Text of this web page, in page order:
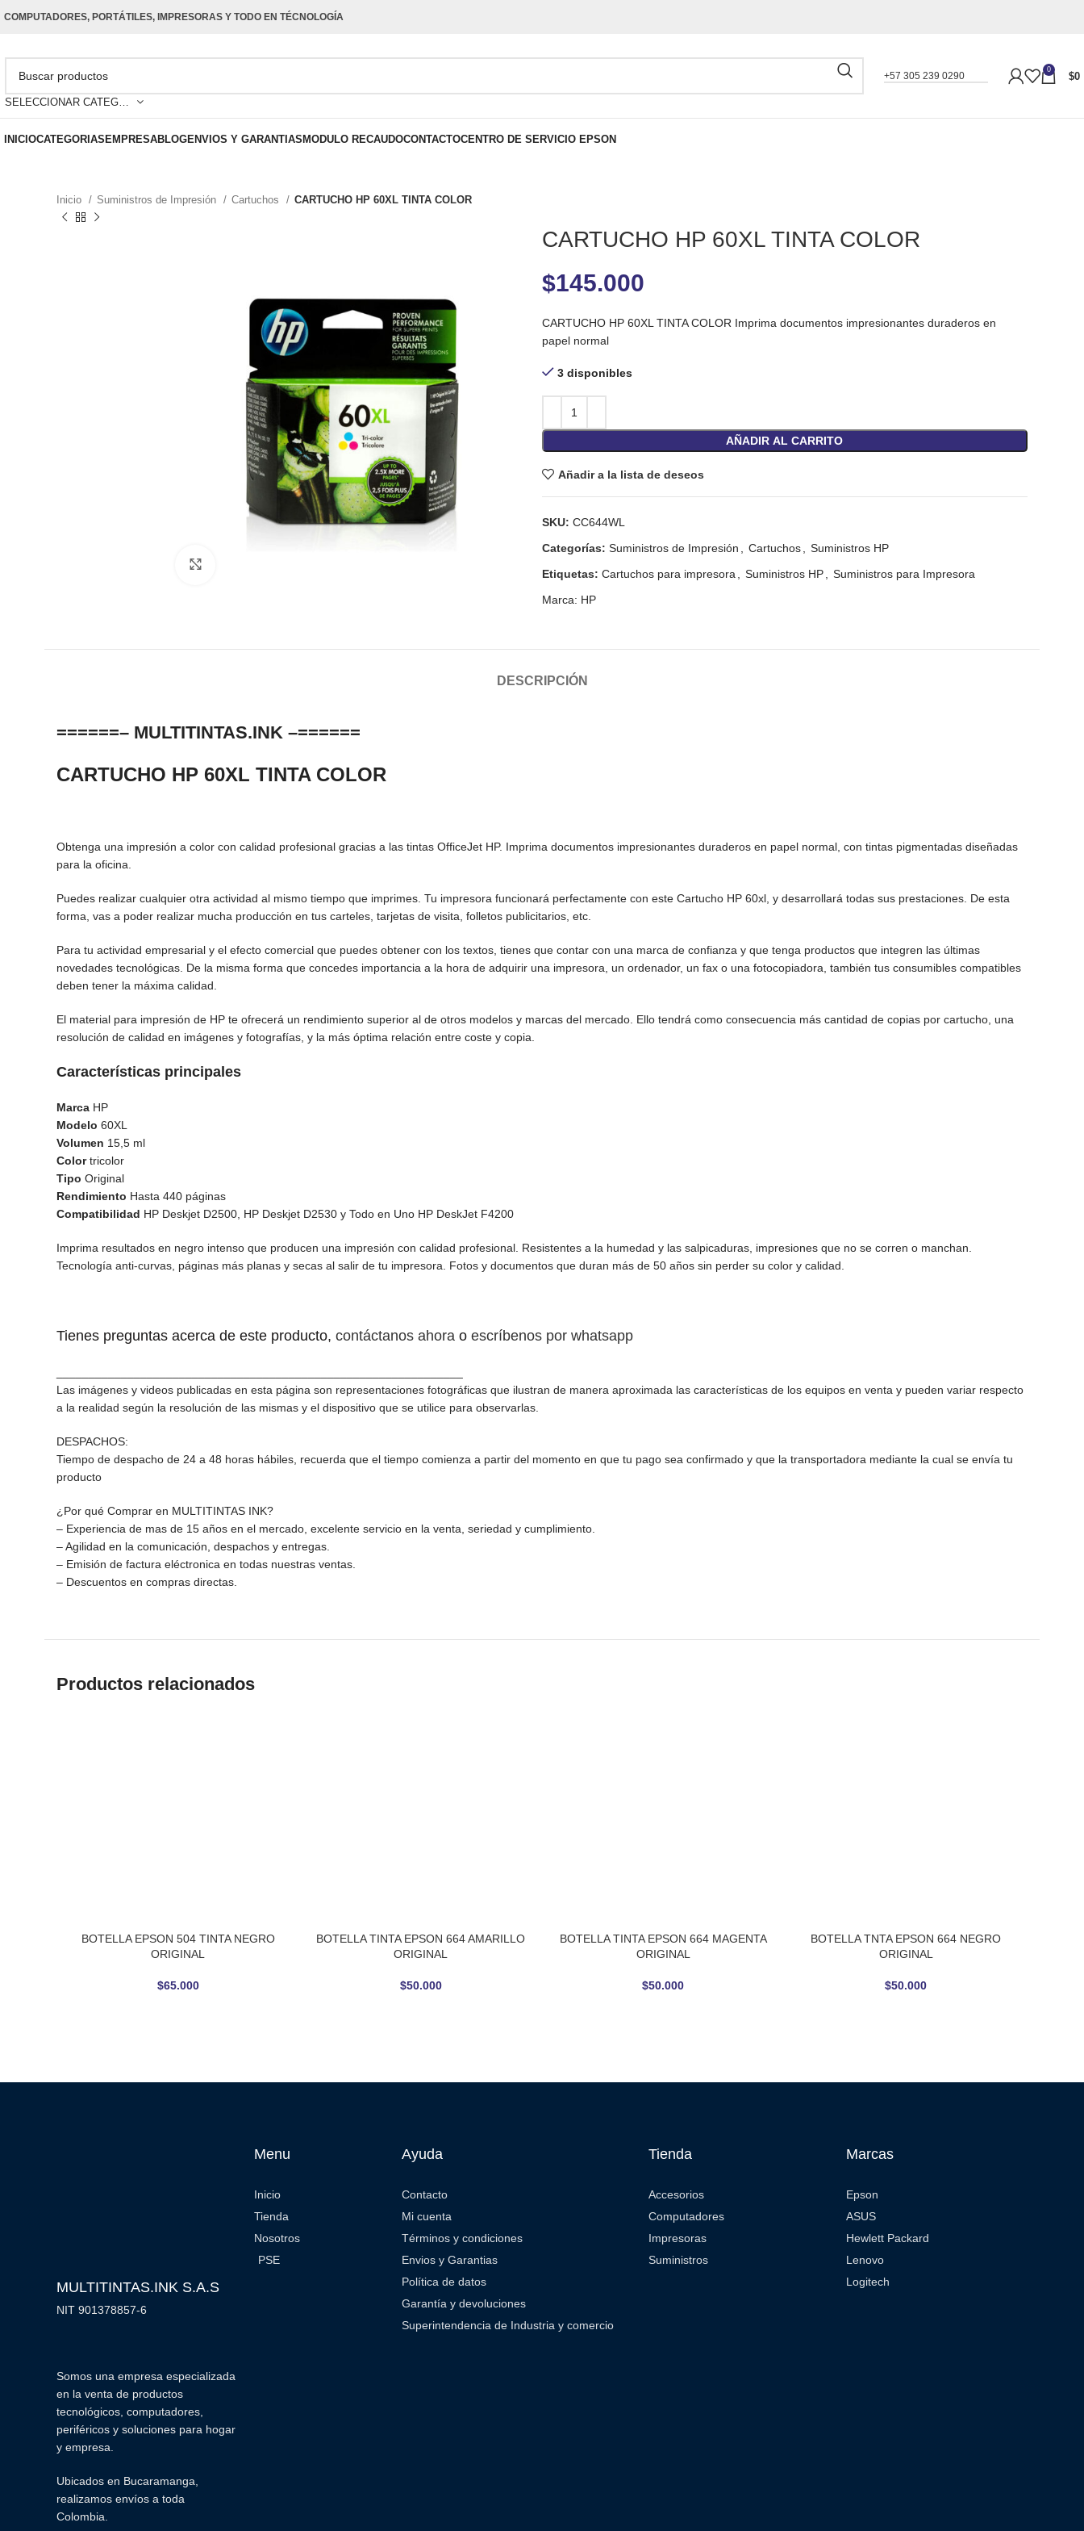
COMPUTADORES, PORTÁTILES, IMPRESORAS Y TODO EN TÉCNOLOGÍA
SELECCIONAR CATEGORÍA
+57 305 239 0290
0
$0
INICIOCATEGORIASEMPRESABLOGENVIOS Y GARANTIASMODULO RECAUDOCONTACTOCENTRO DE SERVICIO EPSON
Inicio Suministros de Impresión Cartuchos CARTUCHO HP 60XL TINTA COLOR
CARTUCHO HP 60XL TINTA COLOR
$145.000
CARTUCHO HP 60XL TINTA COLOR Imprima documentos impresionantes duraderos en
papel normal
3 disponibles
AÑADIR AL CARRITO
Añadir a la lista de deseos
SKU: CC644WL
Categorías: Suministros de Impresión Cartuchos
Suministros HP
Etiquetas: Cartuchos para impresora Suministros HP
Suministros para Impresora
Marca: HP
DESCRIPCIÓN
======– MULTITINTAS.INK –======
CARTUCHO HP 60XL TINTA COLOR
Obtenga una impresión a color con calidad profesional gracias a las tintas OfficeJet HP. Imprima documentos impresionantes duraderos en papel normal, con tintas pigmentadas diseñadas
para la oficina.
Puedes realizar cualquier otra actividad al mismo tiempo que imprimes. Tu impresora funcionará perfectamente con este Cartucho HP 60xl, y desarrollará todas sus prestaciones. De esta
forma, vas a poder realizar mucha producción en tus carteles, tarjetas de visita, folletos publicitarios, etc.
Para tu actividad empresarial y el efecto comercial que puedes obtener con los textos, tienes que contar con una marca de confianza y que tenga productos que integren las últimas
novedades tecnológicas. De la misma forma que concedes importancia a la hora de adquirir una impresora, un ordenador, un fax o una fotocopiadora, también tus consumibles compatibles
deben tener la máxima calidad.
El material para impresión de HP te ofrecerá un rendimiento superior al de otros modelos y marcas del mercado. Ello tendrá como consecuencia más cantidad de copias por cartucho, una
resolución de calidad en imágenes y fotografías, y la más óptima relación entre coste y copia.
Características principales
Marca HP
Modelo 60XL
Volumen 15,5 ml
Colortricolor
TipoOriginal
Rendimiento Hasta 440 páginas
Compatibilidad HP Deskjet D2500, HP Deskjet D2530 y Todo en Uno HP DeskJet F4200
Imprima resultados en negro intenso que producen una impresión con calidad profesional. Resistentes a la humedad y las salpicaduras, impresiones que no se corren o manchan.
Tecnología anti-curvas, páginas más planas y secas al salir de tu impresora. Fotos y documentos que duran más de 50 años sin perder su color y calidad.
Tienes preguntas acerca de este producto,contáctanos ahora oescríbenos por whatsapp
Las imágenes y videos publicadas en esta página son representaciones fotográficas que ilustran de manera aproximada las características de los equipos en venta y pueden variar respecto
a la realidad según la resolución de las mismas y el dispositivo que se utilice para observarlas.
DESPACHOS:
Tiempo de despacho de 24 a 48 horas hábiles, recuerda que el tiempo comienza a partir del momento en que tu pago sea confirmado y que la transportadora mediante la cual se envía tu
producto
¿Por qué Comprar en MULTITINTAS INK?
– Experiencia de mas de 15 años en el mercado, excelente servicio en la venta, seriedad y cumplimiento.
– Agilidad en la comunicación, despachos y entregas.
– Emisión de factura eléctronica en todas nuestras ventas.
– Descuentos en compras directas.
Productos relacionados
AÑADIR AL CARRITO
BOTELLA EPSON 504 TINTA NEGRO
ORIGINAL
$65.000
AÑADIR AL CARRITO
BOTELLA TINTA EPSON 664 AMARILLO
ORIGINAL
$50.000
AÑADIR AL CARRITO
BOTELLA TINTA EPSON 664 MAGENTA
ORIGINAL
$50.000
AÑADIR AL CARRITO
BOTELLA TNTA EPSON 664 NEGRO
ORIGINAL
$50.000
MULTITINTAS.INK S.A.S
NIT 901378857-6
Somos una empresa especializada
en la venta de productos
tecnológicos, computadores,
periféricos y soluciones para hogar
y empresa.
Ubicados en Bucaramanga,
realizamos envíos a toda
Colombia.
Menu
Inicio
Tienda
Nosotros
PSE
Ayuda
Contacto
Mi cuenta
Términos y condiciones
Envios y Garantias
Política de datos
Garantía y devoluciones
Superintendencia de Industria y comercio
Tienda
Accesorios
Computadores
Impresoras
Suministros
Marcas
Epson
ASUS
Hewlett Packard
Lenovo
Logitech